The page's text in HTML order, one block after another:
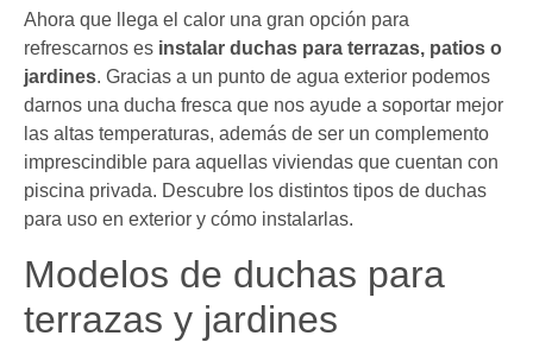
Ahora que llega el calor una gran opción para
refrescarnos es instalar duchas para terrazas, patios o
jardines. Gracias a un punto de agua exterior podemos
darnos una ducha fresca que nos ayude a soportar mejor
las altas temperaturas, además de ser un complemento
imprescindible para aquellas viviendas que cuentan con
piscina privada. Descubre los distintos tipos de duchas
para uso en exterior y cómo instalarlas.
Modelos de duchas para
terrazas y jardines